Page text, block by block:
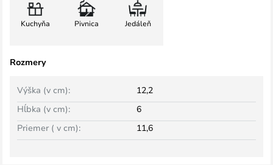
Kuchyňa Pivnica Jedáleň
Rozmery
Výška (v cm):
12,2
Hĺbka (v cm):
6
Priemer ( v cm):
11,6